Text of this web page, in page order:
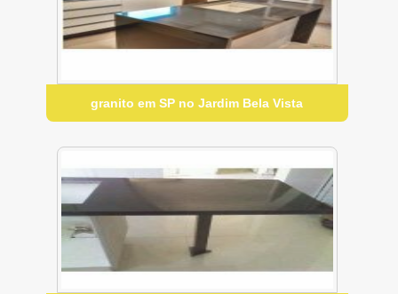
granito em SP no Jardim Bela Vista